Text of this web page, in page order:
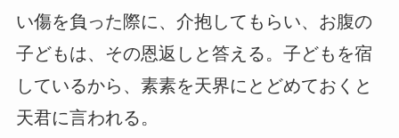
い傷を負った際に、介抱してもらい、お腹の
子どもは、その恩返しと答える。子どもを宿
しているから、素素を天界にとどめておくと
天君に言われる。